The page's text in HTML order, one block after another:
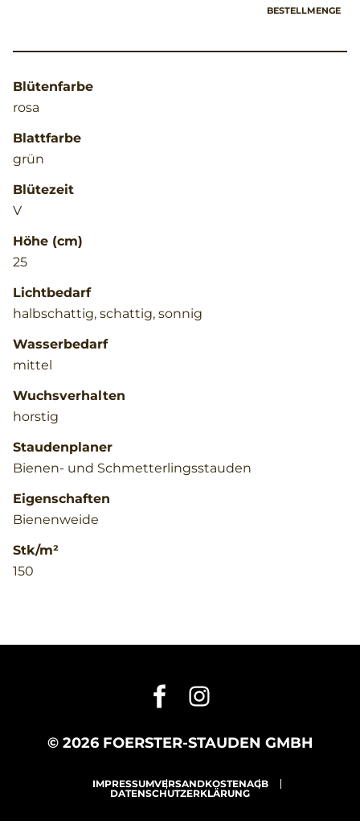
BESTELLMENGE
Blütenfarbe
rosa
Blattfarbe
grün
Blütezeit
V
Höhe (cm)
25
Lichtbedarf
halbschattig, schattig, sonnig
Wasserbedarf
mittel
Wuchsverhalten
horstig
Staudenplaner
Bienen- und Schmetterlingsstauden
Eigenschaften
Bienenweide
Stk/m²
150
© 2026 FOERSTER-STAUDEN GMBH
IMPRESSUMVERSANDKOSTENAGB
DATENSCHUTZERKLÄRUNG